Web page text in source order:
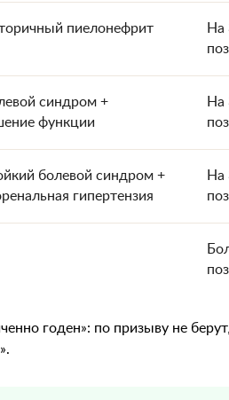
пиелонефрит
На
синдром +
функции
На
болевой синдром +
гипертензия
На
годен»: по призыву не